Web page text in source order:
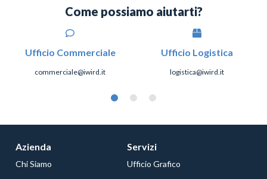
Come possiamo aiutarti?
Ufficio Commerciale
commerciale@iwird.it
Ufficio Logistica
logistica@iwird.it
Azienda
Chi Siamo
Servizi
Ufficio Grafico